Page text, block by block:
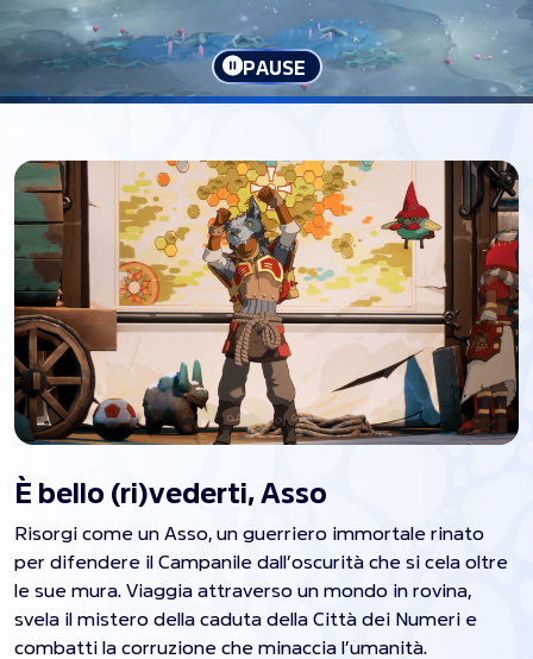
PAUSE
È bello (ri)vederti, Asso
Risorgi come un Asso, un guerriero immortale rinato
per difendere il Campanile dall’oscurità che si cela oltre
le sue mura. Viaggia attraverso un mondo in rovina,
svela il mistero della caduta della Città dei Numeri e
combatti la corruzione che minaccia l’umanità.